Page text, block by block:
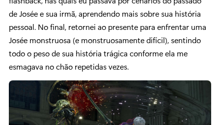
de Josée e sua irmã, aprendendo mais sobre sua história
pessoal. No final, retornei ao presente para enfrentar uma
Josée monstruosa (e monstruosamente difícil), sentindo
todo o peso de sua história trágica conforme ela me
esmagava no chão repetidas vezes.